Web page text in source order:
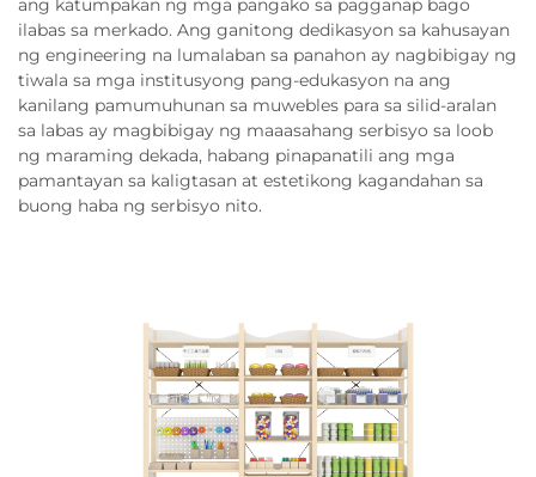
ilabas sa merkado. Ang ganitong dedikasyon sa kahusayan
ng engineering na lumalaban sa panahon ay nagbibigay ng
tiwala sa mga institusyong pang-edukasyon na ang
kanilang pamumuhunan sa muwebles para sa silid-aralan
sa labas ay magbibigay ng maaasahang serbisyo sa loob
ng maraming dekada, habang pinapanatili ang mga
pamantayan sa kaligtasan at estetikong kagandahan sa
buong haba ng serbisyo nito.